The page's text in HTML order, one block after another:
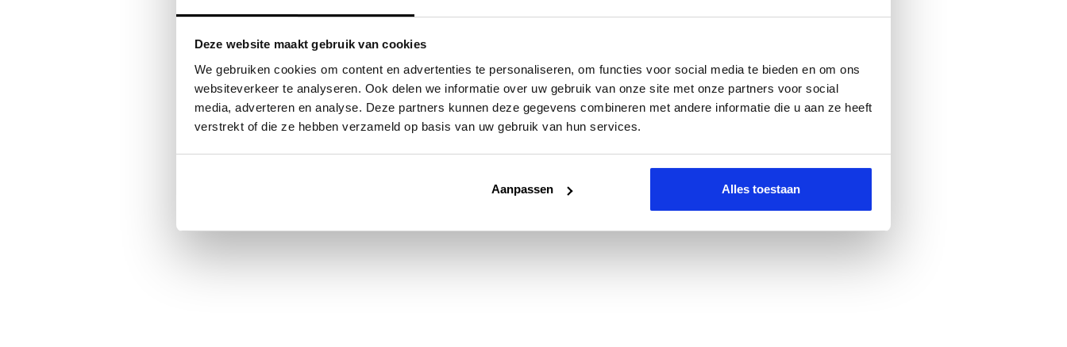
Deze website maakt gebruik van cookies
We gebruiken cookies om content en advertenties te personaliseren, om functies voor social media te bieden en om ons
websiteverkeer te analyseren. Ook delen we informatie over uw gebruik van onze site met onze partners voor social
media, adverteren en analyse. Deze partners kunnen deze gegevens combineren met andere informatie die u aan ze heeft
verstrekt of die ze hebben verzameld op basis van uw gebruik van hun services.
Aanpassen Alles toestaan